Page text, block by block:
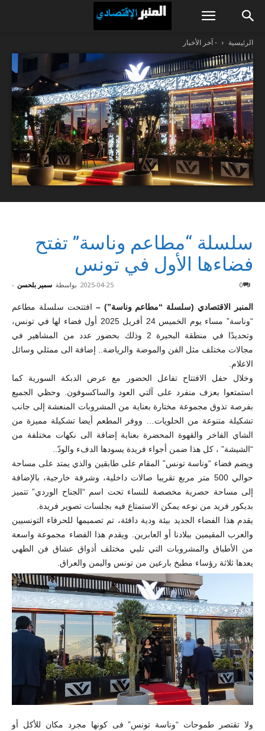
الرئيسية - آخر الأخبار
سلسلة “مطاعم وناسة” تفتح
فضاءها الأول في تونس
بواسطة سمير بلحسن - 2025-04-25 0
المنبر الاقتصادي (سلسلة “مطاعم وناسة”) – افتتحت سلسلة مطاعم
“وناسة” مساء يوم الخميس 24 أفريل 2025 أول فضاء لها في تونس،
وتحديدًا في منطقة البحيرة 2 وذلك بحضور عدد من المشاهير في
مجالات مختلف مثل الفن والموضة والرياضة.. إضافة الى ممثلي وسائل
الاعلام.
وخلال حفل الافتتاح تفاعل الحضور مع عرض الدبكة السورية كما
استمتعوا بعزف منفرد على آلتي العود والساكسوفون. وحظي الجميع
بفرصة تذوق مجموعة مختارة بعناية من المشروبات المنعشة إلى جانب
تشكيلة متنوعة من الحلويات… ووفر المطعم أيضا تشكيلة مميزة من
الشاي الفاخر والقهوة المحضرة بعناية إضافة الى نكهات مختلفة من
“الشيشة” ، كل هذا ضمن أجواء فريدة يسودها الدفء والودّ..
ويضم فضاء “وناسة تونس” المقام على طابقين والذي يمتد على مساحة
حوالي 500 متر مربع تقريبا صالات داخلية، وشرفة خارجية، بالإضافة
إلى مساحة حصرية مخصصة للنساء تحت اسم “الجناح الوردي” تتميز
بديكور فريد من نوعه يمكن الاستمتاع فيه بجلسات تصوير فريدة.
يقدم هذا الفضاء الجديد بيئة ودية دافئة، تم تصميمها للحرفاء التونسيين
والعرب المقيمين ببلادنا أو العابرين. ويقدم هذا الفضاء مجموعة واسعة
من الأطباق والمشروبات التي تلبي مختلف أذواق عشاق فن الطهي
يعدها ثلاثة رؤساء مطبخ بارعين من تونس واليمن والعراق.
ولا تقتصر طموحات “وناسة تونس” فى كونها مجرد مكان للأكل أو